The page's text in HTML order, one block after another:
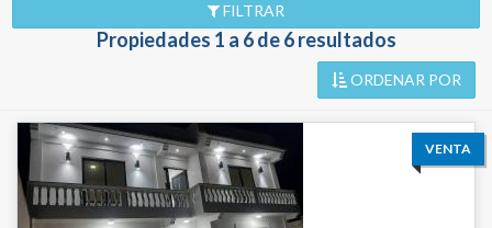
FILTRAR
Propiedades 1 a 6 de 6 resultados
ORDENAR POR
VENTA